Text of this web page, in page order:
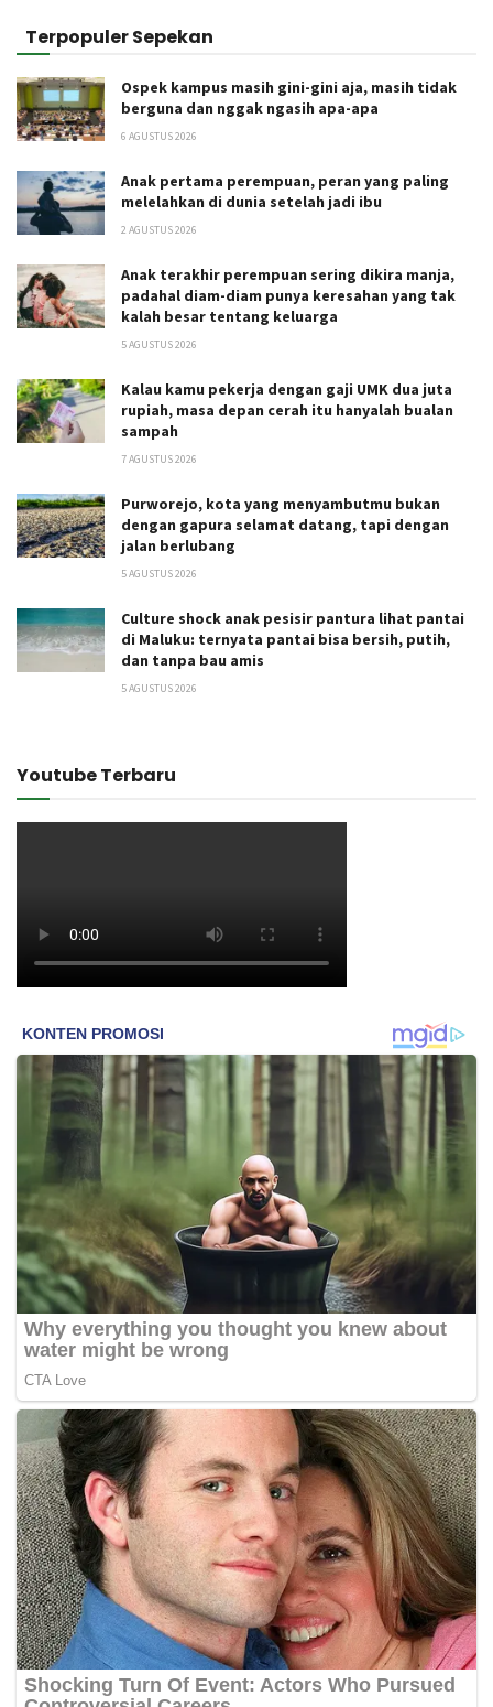
Terpopuler Sepekan
Ospek kampus masih gini-gini aja, masih tidak
berguna dan nggak ngasih apa-apa
6 AGUSTUS 2026
Anak pertama perempuan, peran yang paling
melelahkan di dunia setelah jadi ibu
2 AGUSTUS 2026
Anak terakhir perempuan sering dikira manja,
padahal diam-diam punya keresahan yang tak
kalah besar tentang keluarga
5 AGUSTUS 2026
Kalau kamu pekerja dengan gaji UMK dua juta
rupiah, masa depan cerah itu hanyalah bualan
sampah
7 AGUSTUS 2026
Purworejo, kota yang menyambutmu bukan
dengan gapura selamat datang, tapi dengan
jalan berlubang
5 AGUSTUS 2026
Culture shock anak pesisir pantura lihat pantai
di Maluku: ternyata pantai bisa bersih, putih,
dan tanpa bau amis
5 AGUSTUS 2026
Youtube Terbaru